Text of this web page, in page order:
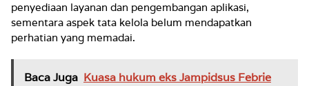
penyediaan layanan dan pengembangan aplikasi,
sementara aspek tata kelola belum mendapatkan
perhatian yang memadai.
Baca Juga Kuasa hukum eks Jampidsus Febrie